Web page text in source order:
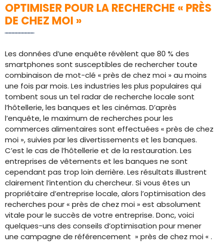
OPTIMISER POUR LA RECHERCHE « PRÈS
DE CHEZ MOI »
Les données d’une enquête révèlent que 80 % des
smartphones sont susceptibles de rechercher toute
combinaison de mot-clé « près de chez moi » au moins
une fois par mois. Les industries les plus populaires qui
tombent sous un tel radar de recherche locale sont
l’hôtellerie, les banques et les cinémas. D’après
l’enquête, le maximum de recherches pour les
commerces alimentaires sont effectuées « près de chez
moi », suivies par les divertissements et les banques.
C’est le cas de l’hôtellerie et de la restauration. Les
entreprises de vêtements et les banques ne sont
cependant pas trop loin derrière. Les résultats illustrent
clairement l’intention du chercheur. Si vous êtes un
propriétaire d’entreprise locale, alors l’optimisation des
recherches pour « près de chez moi » est absolument
vitale pour le succès de votre entreprise. Donc, voici
quelques-uns des conseils d’optimisation pour mener
une campagne de référencement » près de chez moi « .